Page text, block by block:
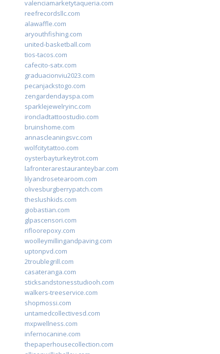
valenciamarketytaqueria.com
reefrecordsllc.com
alawaffle.com
aryouthfishing.com
united-basketball.com
tios-tacos.com
cafecito-satx.com
graduacionviu2023.com
pecanjackstogo.com
zengardendayspa.com
sparklejewelryinc.com
ironcladtattoostudio.com
bruinshome.com
annascleaningsvc.com
wolfcitytattoo.com
oysterbayturkeytrot.com
lafronterarestauranteybar.com
lilyandrosetearoom.com
olivesburgberrypatch.com
theslushkids.com
giobastian.com
glpascensori.com
rifloorepoxy.com
woolleymillingandpaving.com
uptonpvd.com
2troublegrill.com
casateranga.com
sticksandstonesstudiooh.com
walkers-treeservice.com
shopmossi.com
untamedcollectivesd.com
mxpwellness.com
infernocanine.com
thepaperhousecollection.com